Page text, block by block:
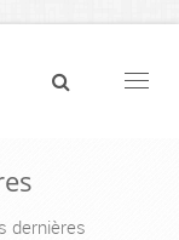
dernières